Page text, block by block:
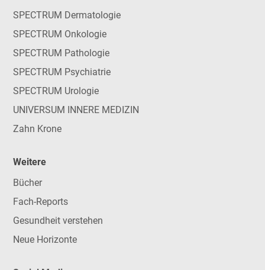
SPECTRUM Dermatologie
SPECTRUM Onkologie
SPECTRUM Pathologie
SPECTRUM Psychiatrie
SPECTRUM Urologie
UNIVERSUM INNERE MEDIZIN
Zahn Krone
Weitere
Bücher
Fach-Reports
Gesundheit verstehen
Neue Horizonte